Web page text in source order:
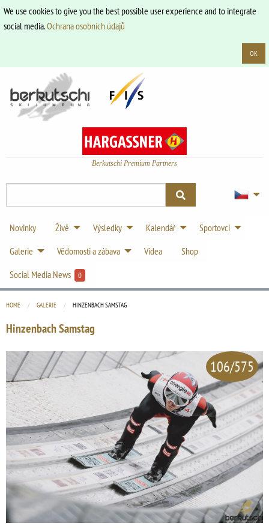
We use cookies to give you the best possible user experience and to integrate
social media.Ochrana osobních údajů
OK
Berkutschi Premium Partners
Novinky Živě Výsledky Kalendář
Sportovci
Galerie
Vědomosti a zábava Videa
Shop
Social Media News
0
HOME GALERIE CURRENT:
HINZENBACH SAMSTAG
Hinzenbach Samstag
106/575